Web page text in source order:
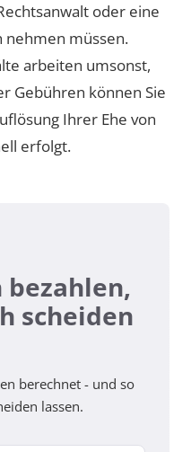
oder eine
nehmen müssen.
arbeiten umsonst,
Gebühren können Sie
Ihrer Ehe von
erfolgt.
bezahlen,
scheiden
berechnet - und so
lassen.